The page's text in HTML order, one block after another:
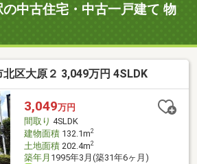
中古住宅・中古一戸建て 物
区大原２ 3,049万円 4SLDK
3,049万円
間取り 4SLDK
建物面積132.1m2
土地面積202.4m2
築年月 1995年3月(築31年6ヶ月)